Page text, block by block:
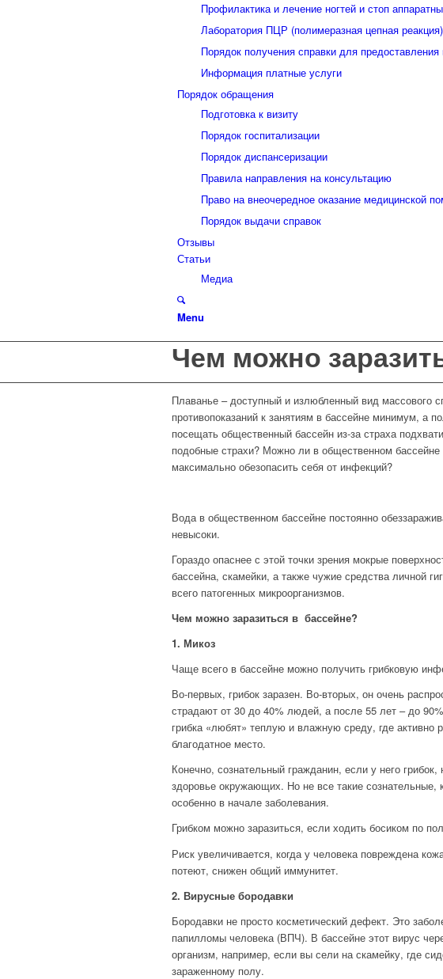
Профилактика и лечение ногтей и стоп
Лаборатория ПЦР (полимеразная цепная реакция)
Порядок получения справки для
Информация платные услуги
Порядок обращения
Подготовка к визиту
Порядок госпитализации
Порядок диспансеризации
Правила направления на консультацию
Право на внеочередное оказание медицинской
Порядок выдачи справок
Отзывы
Статьи
Медиа
Menu
Чем можно
Плаванье – доступный и излюбленный вид массового
противопоказаний к занятиям в бассейне минимум, а
посещать общественный бассейн из-за страха
подобные страхи? Можно ли в общественном
максимально обезопасить себя от инфекций?
Вода в общественном бассейне постоянно
невысоки.
Гораздо опаснее с этой точки зрения мокрые
бассейна, скамейки, а также чужие средства личной
всего патогенных микроорганизмов.
Чем можно заразиться в бассейне?
1. Микоз
Чаще всего в бассейне можно получить грибковую
Во-первых, грибок заразен. Во-вторых, он очень
страдают от 30 до 40% людей, а после 55 лет – до
грибка «любят» теплую и влажную среду, где
благодатное место.
Конечно, сознательный гражданин, если у него
здоровье окружающих. Но не все такие сознательные,
особенно в начале заболевания.
Грибком можно заразиться, если ходить босиком по
Риск увеличивается, когда у человека повреждена
потеют, снижен общий иммунитет.
2. Вирусные бородавки
Бородавки не просто косметический дефект. Это
папилломы человека (ВПЧ). В бассейне этот вирус
организм, например, если вы сели на скамейку, где
зараженному полу.